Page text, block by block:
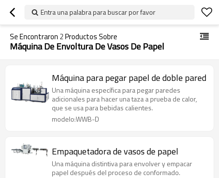
Entra una palabra para buscar por favor
Se Encontraron 2Productos Sobre
Máquina De Envoltura De Vasos De Papel
Máquina para pegar papel de doble pared
Una máquina específica para pegar paredes
adicionales para hacer una taza a prueba de calor,
que se usa para bebidas calientes.
modelo:WWB-D
Empaquetadora de vasos de papel
Una máquina distintiva para envolver y empacar
papel después del proceso de conformado.